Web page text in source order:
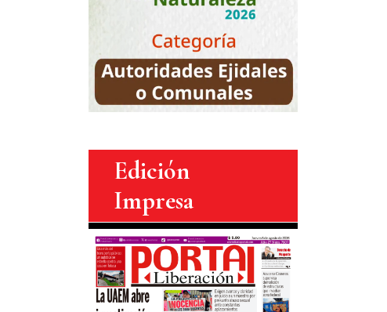
Edición
Impresa